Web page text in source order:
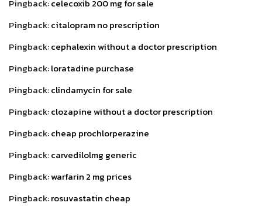
Pingback:celecoxib 200 mg for sale
Pingback:citalopram no prescription
Pingback:cephalexin without a doctor prescription
Pingback:loratadine purchase
Pingback:clindamycin for sale
Pingback:clozapine without a doctor prescription
Pingback:cheap prochlorperazine
Pingback:carvedilolmg generic
Pingback:warfarin 2 mg prices
Pingback:rosuvastatin cheap